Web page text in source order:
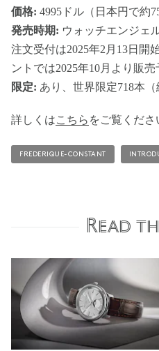
価格: 4995ドル（日本円で約
発売時期: ウォッチエンジェ
注文受付は2025年2月13日開
ントでは2025年10月より販売
限定: あり、世界限定718本
詳しくはこちら をご覧くださ
FREDERIQUE-CONSTANT
Read